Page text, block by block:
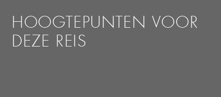
HOOGTEPUNTEN VOOR
DEZE REIS